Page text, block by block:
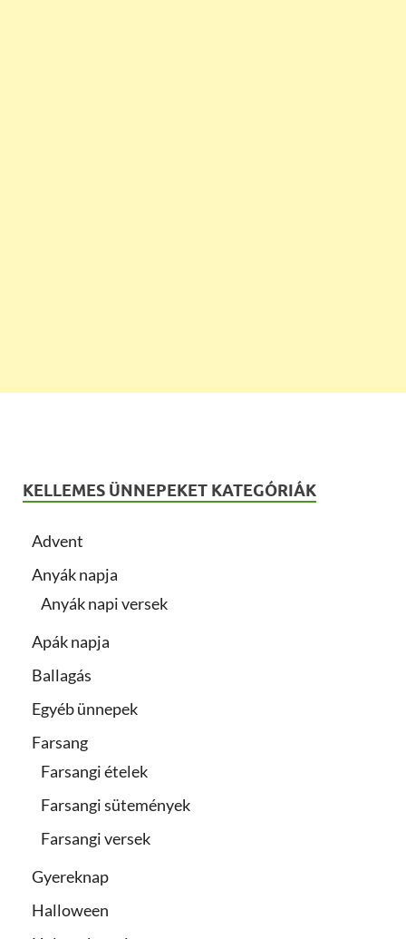
KELLEMES ÜNNEPEKET KATEGÓRIÁK
Advent
Anyák napja
Anyák napi versek
Apák napja
Ballagás
Egyéb ünnepek
Farsang
Farsangi ételek
Farsangi sütemények
Farsangi versek
Gyereknap
Halloween